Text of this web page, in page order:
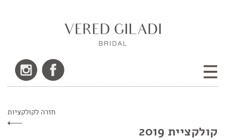
חזרה לקולקציות
קולקציית 2019